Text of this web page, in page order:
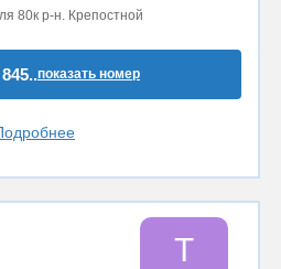
80к р-н. Крепостной
показать номер
T